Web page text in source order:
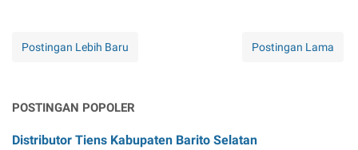
Postingan Lebih Baru Postingan Lama
POSTINGAN POPOLER
Distributor Tiens Kabupaten Barito Selatan